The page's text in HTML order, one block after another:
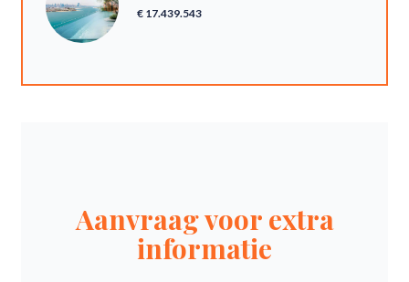
€ 17.439.543
Aanvraag voor extra
informatie